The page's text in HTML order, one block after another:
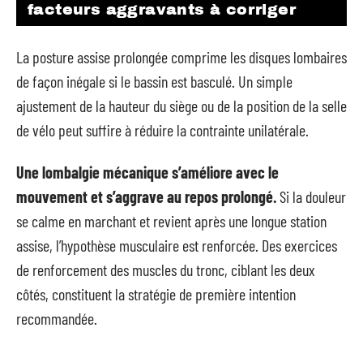
facteurs aggravants à corriger
La posture assise prolongée comprime les disques lombaires
de façon inégale si le bassin est basculé. Un simple
ajustement de la hauteur du siège ou de la position de la selle
de vélo peut suffire à réduire la contrainte unilatérale.
Une lombalgie mécanique s’améliore avec le
mouvement et s’aggrave au repos prolongé.Si la douleur
se calme en marchant et revient après une longue station
assise, l’hypothèse musculaire est renforcée. Des exercices
de renforcement des muscles du tronc, ciblant les deux
côtés, constituent la stratégie de première intention
recommandée.